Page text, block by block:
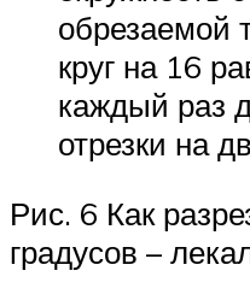
обрезаемой
круг на 16
каждый раз
отрезки на
Рис. 6 Как
градусов –